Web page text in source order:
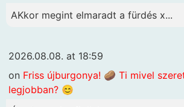
AKkor megint elmaradt a fürdés x...
2026.08.08. at 18:59
on Friss újburgonya! 🥔 Ti mivel
legjobban? 😊